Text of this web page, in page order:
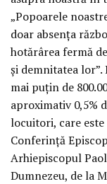
„Popoarele
doar absența
hotărârea fermă
și demnitatea
mai puțin de
aproximativ 0,5%
locuitori, care
Conferință
Arhiepiscopul
Dumnezeu, de la